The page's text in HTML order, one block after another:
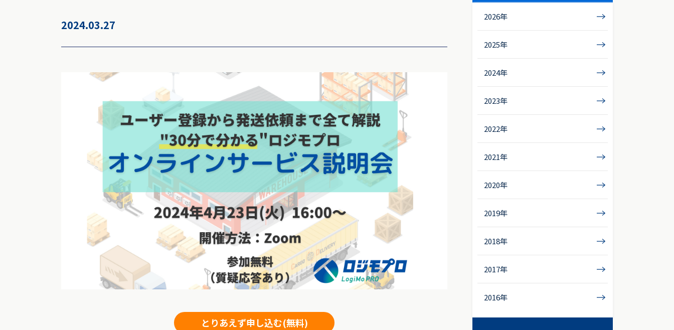
2024.03.27
とりあえず申し込む(無料)
2026年
2025年
2024年
2023年
2022年
2021年
2020年
2019年
2018年
2017年
2016年